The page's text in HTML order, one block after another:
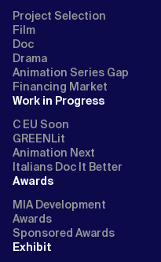
Project Selection
Film
Doc
Drama
Animation Series Gap
Financing Market
Work in Progress
C EU Soon
GREENLit
Animation Next
Italians Doc It Better
Awards
MIA Development
Awards
Sponsored Awards
Exhibit